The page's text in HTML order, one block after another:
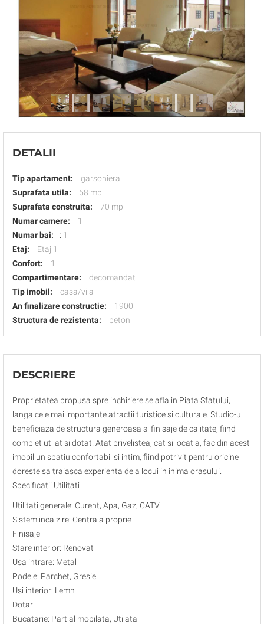
DETALII
Tip apartament:
garsoniera
Suprafata utila:
58 mp
Suprafata construita:
70 mp
Numar camere:
1
Numar bai:
: 1
Etaj:
Etaj 1
Confort:
1
Compartimentare:
decomandat
Tip imobil:
casa/vila
An finalizare constructie:
1900
Structura de rezistenta:
beton
DESCRIERE
Proprietatea propusa spre inchiriere se afla in Piata Sfatului,
langa cele mai importante atractii turistice si culturale. Studio-ul
beneficiaza de structura generoasa si finisaje de calitate, fiind
complet utilat si dotat. Atat privelistea, cat si locatia, fac din acest
imobil un spatiu confortabil si intim, fiind potrivit pentru oricine
doreste sa traiasca experienta de a locui in inima orasului.
Specificatii Utilitati
Utilitati generale: Curent, Apa, Gaz, CATV
Sistem incalzire: Centrala proprie
Finisaje
Stare interior: Renovat
Usa intrare: Metal
Podele: Parchet, Gresie
Usi interior: Lemn
Dotari
Bucatarie: Partial mobilata, Utilata